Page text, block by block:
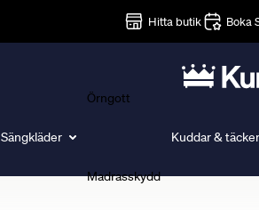
Hitta butik Boka
Sängkläder
Örngott
Madrasskydd
Kuddar &